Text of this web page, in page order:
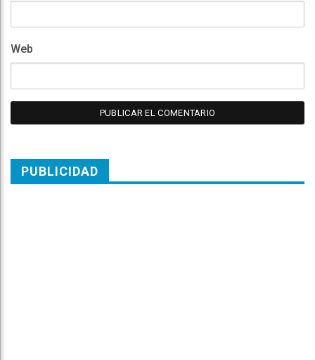
Web
PUBLICIDAD